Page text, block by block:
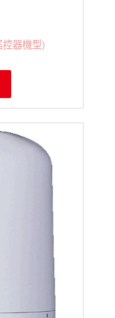
器機型)